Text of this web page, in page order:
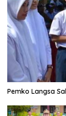
Pemko Langsa